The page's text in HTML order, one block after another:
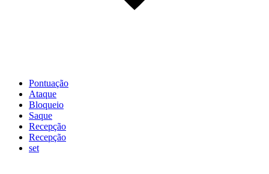
Pontuação
Ataque
Bloqueio
Saque
Recepção
Recepção
set